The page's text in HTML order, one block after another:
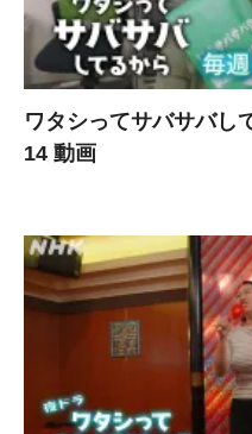
ワタシってサバサバし
14 動画